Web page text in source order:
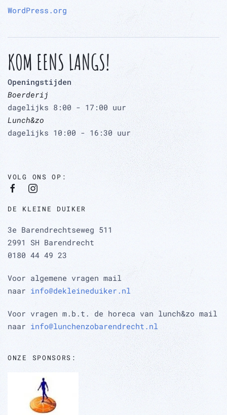
WordPress.org
KOM EENS LANGS!
Openingstijden
Boerderij
dagelijks 8:00 - 17:00 uur
Lunch&zo
dagelijks 10:00 - 16:30 uur
VOLG ONS OP:
DE KLEINE DUIKER
3e Barendrechtseweg 511
2991 SH Barendrecht
0180 44 49 23
Voor algemene vragen mail
naar info@dekleineduiker.nl
Voor vragen m.b.t. de horeca van lunch&zo mail
naar info@lunchenzobarendrecht.nl
ONZE SPONSORS: